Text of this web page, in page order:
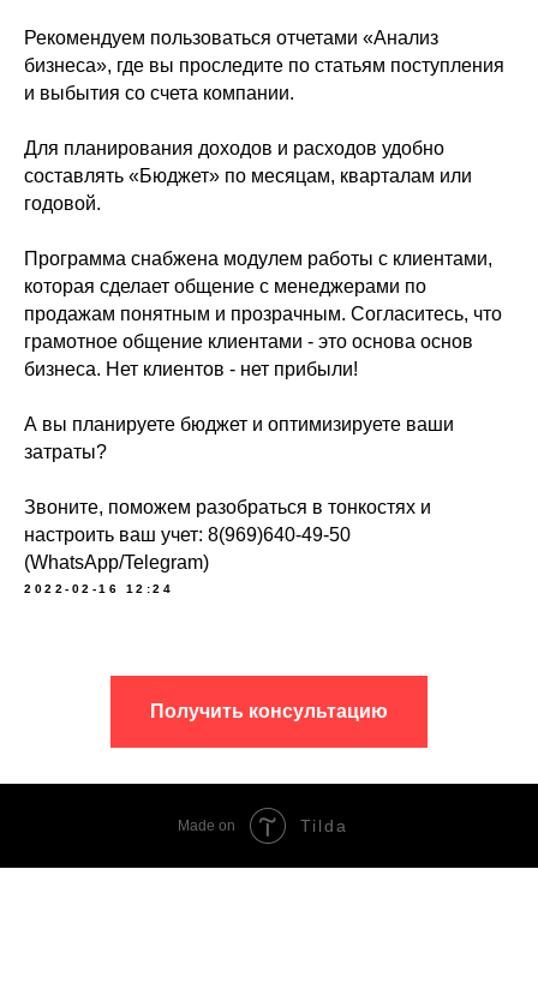
Рекомендуем пользоваться отчетами «Анализ
бизнеса», где вы проследите по статьям поступления
и выбытия со счета компании.
Для планирования доходов и расходов удобно
составлять «Бюджет» по месяцам, кварталам или
годовой.
Программа снабжена модулем работы с клиентами,
которая сделает общение с менеджерами по
продажам понятным и прозрачным. Согласитесь, что
грамотное общение клиентами - это основа основ
бизнеса. Нет клиентов - нет прибыли!
А вы планируете бюджет и оптимизируете ваши
затраты?
Звоните, поможем разобраться в тонкостях и
настроить ваш учет: 8(969)640-49-50
(WhatsApp/Telegram)
2022-02-16 12:24
Получить консультацию
Made on Tilda